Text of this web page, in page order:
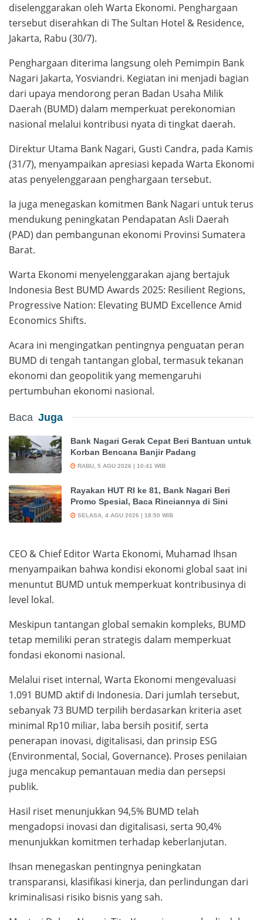
diselenggarakan oleh Warta Ekonomi. Penghargaan
tersebut diserahkan di The Sultan Hotel & Residence,
Jakarta, Rabu (30/7).
Penghargaan diterima langsung oleh Pemimpin Bank
Nagari Jakarta, Yosviandri. Kegiatan ini menjadi bagian
dari upaya mendorong peran Badan Usaha Milik
Daerah (BUMD) dalam memperkuat perekonomian
nasional melalui kontribusi nyata di tingkat daerah.
Direktur Utama Bank Nagari, Gusti Candra, pada Kamis
(31/7), menyampaikan apresiasi kepada Warta Ekonomi
atas penyelenggaraan penghargaan tersebut.
Ia juga menegaskan komitmen Bank Nagari untuk terus
mendukung peningkatan Pendapatan Asli Daerah
(PAD) dan pembangunan ekonomi Provinsi Sumatera
Barat.
Warta Ekonomi menyelenggarakan ajang bertajuk
Indonesia Best BUMD Awards 2025: Resilient Regions,
Progressive Nation: Elevating BUMD Excellence Amid
Economics Shifts.
Acara ini mengingatkan pentingnya penguatan peran
BUMD di tengah tantangan global, termasuk tekanan
ekonomi dan geopolitik yang memengaruhi
pertumbuhan ekonomi nasional.
Baca Juga
Bank Nagari Gerak Cepat Beri Bantuan untuk
Korban Bencana Banjir Padang
RABU, 5 AGU 2026 | 10:41 WIB
Rayakan HUT RI ke 81, Bank Nagari Beri
Promo Spesial, Baca Rinciannya di Sini
SELASA, 4 AGU 2026 | 18:50 WIB
CEO & Chief Editor Warta Ekonomi, Muhamad Ihsan
menyampaikan bahwa kondisi ekonomi global saat ini
menuntut BUMD untuk memperkuat kontribusinya di
level lokal.
Meskipun tantangan global semakin kompleks, BUMD
tetap memiliki peran strategis dalam memperkuat
fondasi ekonomi nasional.
Melalui riset internal, Warta Ekonomi mengevaluasi
1.091 BUMD aktif di Indonesia. Dari jumlah tersebut,
sebanyak 73 BUMD terpilih berdasarkan kriteria aset
minimal Rp10 miliar, laba bersih positif, serta
penerapan inovasi, digitalisasi, dan prinsip ESG
(Environmental, Social, Governance). Proses penilaian
juga mencakup pemantauan media dan persepsi
publik.
Hasil riset menunjukkan 94,5% BUMD telah
mengadopsi inovasi dan digitalisasi, serta 90,4%
menunjukkan komitmen terhadap keberlanjutan.
Ihsan menegaskan pentingnya peningkatan
transparansi, klasifikasi kinerja, dan perlindungan dari
kriminalisasi risiko bisnis yang sah.